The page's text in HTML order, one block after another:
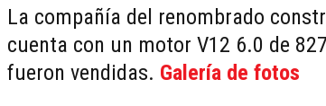
La compañía del renombrado
cuenta con un motor V12 6.0 de
fueron vendidas. Galería de fotos